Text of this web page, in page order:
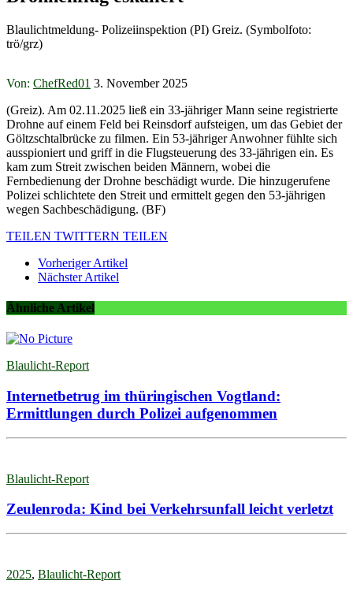
Blaulichtmeldung- Polizeiinspektion (PI) Greiz. (Symbolfoto:
trö/grz)
Von: ChefRed01 3. November 2025
(Greiz). Am 02.11.2025 ließ ein 33-jähriger Mann seine registrierte
Drohne auf einem Feld bei Reinsdorf aufsteigen, um das Gebiet der
Göltzschtalbrücke zu filmen. Ein 53-jähriger Anwohner fühlte sich
ausspioniert und griff in die Flugsteuerung des 33-jährigen ein. Es
kam zum Streit zwischen beiden Männern, wobei die
Fernbedienung der Drohne beschädigt wurde. Die hinzugerufene
Polizei schlichtete den Streit und ermittelt gegen den 53-jährigen
wegen Sachbeschädigung. (BF)
TEILEN TWITTERN TEILEN
Vorheriger Artikel
Nächster Artikel
Ähnliche Artikel
Blaulicht-Report
Internetbetrug im thüringischen Vogtland:
Ermittlungen durch Polizei aufgenommen
Blaulicht-Report
Zeulenroda: Kind bei Verkehrsunfall leicht verletzt
2025, Blaulicht-Report